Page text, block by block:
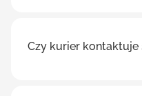
Czy kurier kontaktuje